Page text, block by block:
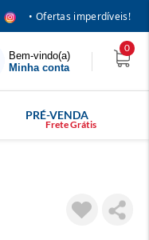
• Ofertas imperdíveis!
Bem-vindo(a)
Minha conta
0
PRÉ-VENDA